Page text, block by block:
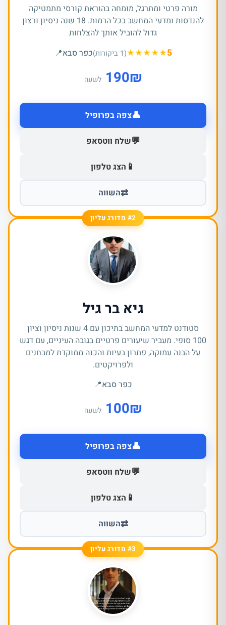
מורה פרטי ומתרגל, מומחה בהוראת קורסי מתמטיקה
להנדסות ומדעי המחשב בכל הרמות. 18 שנה ניסיון ורצון
גדול להוביל אותך להצלחות
(1 ביקורות)★★★★★5 כפר סבא📍
₪
190 לשעה
👤צפה בפרופיל
💬שלח ווטסאפ
📱 הצג טלפון
⇄השווה
#2 מדורג עליון
גיא בר גיל
סטודנט למדעי המחשב בתיכון עם 4 שנות ניסיון וציון
100 סופי. מעביר שיעורים פרטיים בגובה העיניים, עם דגש
על הבנה עמוקה, פתרון בעיות והכנה ממוקדת למבחנים
ולפרויקטים.
כפר סבא📍
₪
100 לשעה
👤צפה בפרופיל
💬שלח ווטסאפ
📱 הצג טלפון
⇄השווה
#3 מדורג עליון